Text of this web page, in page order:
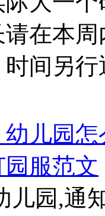
在本
间另行
儿园
服范文
儿园,通